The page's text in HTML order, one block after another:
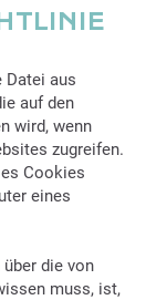
Datei aus
auf den
wird, wenn
zugreifen.
Cookies
eines
die von
muss, ist,